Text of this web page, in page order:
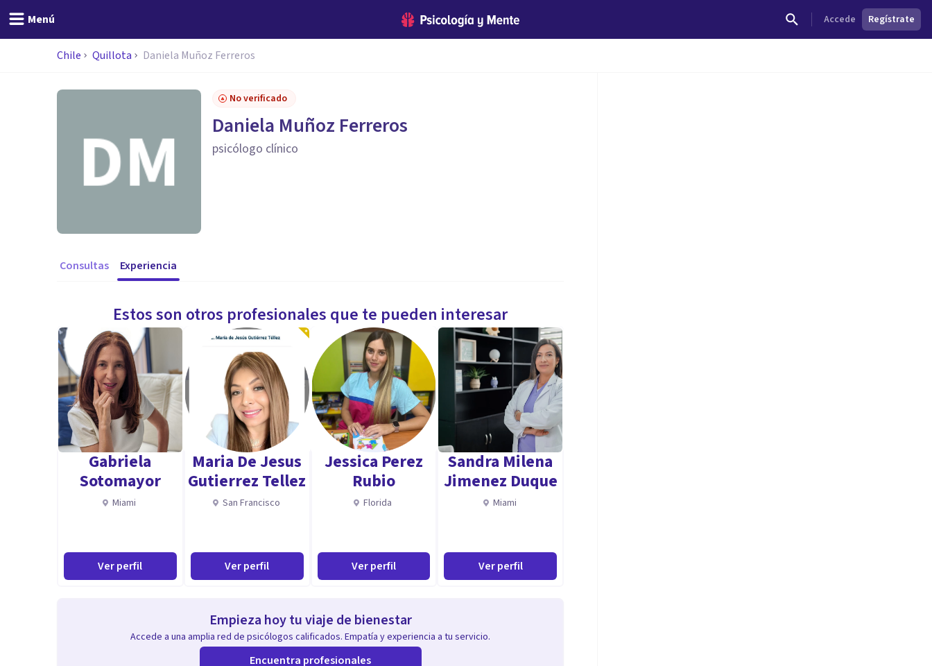
Menú Accede Regístrate
Chile Quillota Daniela Muñoz Ferreros
No verificado
Daniela Muñoz Ferreros
psicólogo clínico
Consultas Experiencia
Estos son otros profesionales que te pueden interesar
Gabriela
Sotomayor
Miami
Ver perfil
Maria De Jesus
Gutierrez Tellez
San Francisco
Ver perfil
Jessica Perez
Rubio
Florida
Ver perfil
Sandra Milena
Jimenez Duque
Miami
Ver perfil
Empieza hoy tu viaje de bienestar
Accede a una amplia red de psicólogos calificados. Empatía y experiencia a tu servicio.
Encuentra profesionales